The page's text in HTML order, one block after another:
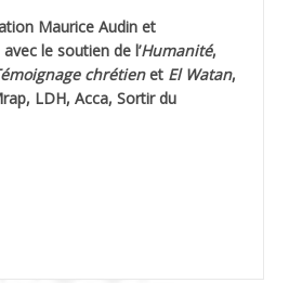
*
Maurice Audinet
avec le soutien de l’Humanité,
chrétienet El Watan,
LDH, Acca, Sortir du